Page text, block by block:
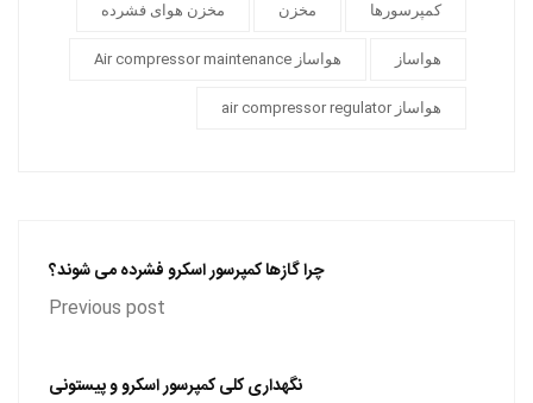
کمپرسورها مخزن مخزن هوای فشرده
هواساز هواساز Air compressor maintenance
هواساز air compressor regulator
چرا گازها کمپرسور اسکرو فشرده می شوند؟
Previous post
نگهداری کلی کمپرسور اسکرو و پیستونی